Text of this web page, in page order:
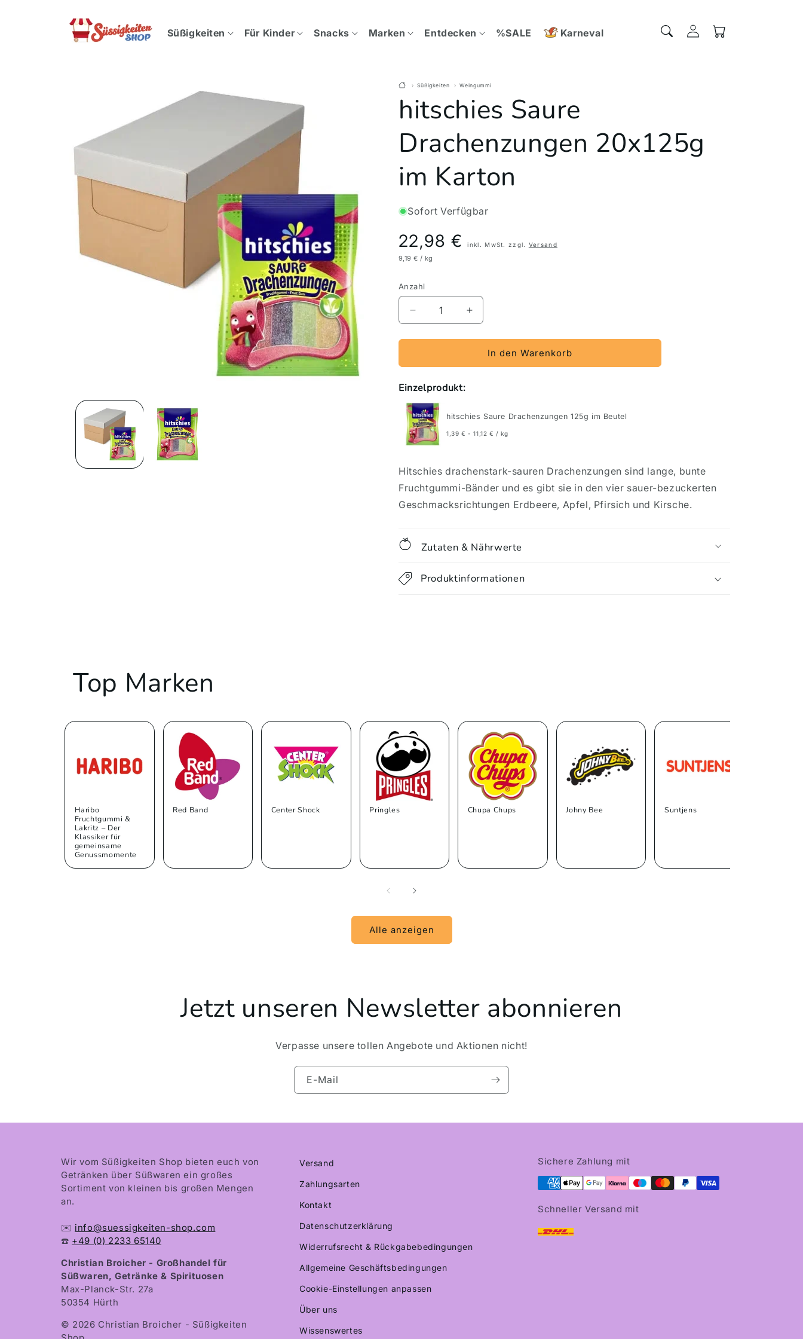
Süßigkeiten Für Kinder Snacks Marken Entdecken %SALE Karneval EinloggenWarenkorb
Süßigkeiten Weingummi
hitschies Saure
Drachenzungen 20x125g
im Karton
Sofort Verfügbar
Preis
22,98 €inkl. MwSt. zzgl. Versand
9,19 € / kg
Anzahl
Verringere
die
Menge
hitschies
Drachenzungen
20x125g
im
Karton
Erhöhe
die
Menge
hitschies
im
Karton
In den Warenkorb
Einzelprodukt:
hitschies Saure Drachenzungen 125g im Beutel
1,39 € - 11,12 € / kg
Hitschies drachenstark-sauren Drachenzungen sind lange, bunte
Fruchtgummi-Bänder und es gibt sie in den vier sauer-bezuckerten
Geschmacksrichtungen Erdbeere, Apfel, Pfirsich und Kirsche.
Zutaten & Nährwerte
Produktinformationen
Top Marken
Haribo
Fruchtgummi &
Lakritz – Der
Klassiker für
gemeinsame
Genussmomente
Red Band Center Shock Pringles Chupa Chups Johny Bee Suntjens
Alle anzeigen
Jetzt unseren Newsletter abonnieren
Verpasse unsere tollen Angebote und Aktionen nicht!
E-Mail
Wir vom Süßigkeiten Shop bieten euch von
Getränken über Süßwaren ein großes
Sortiment von kleinen bis großen Mengen
an.
✉️ info@suessigkeiten-shop.com
☎️ +49 (0) 2233 65140
Christian Broicher - Großhandel für
Süßwaren, Getränke & Spirituosen
Max-Planck-Str. 27a
50354 Hürth
© 2026 Christian Broicher - Süßigkeiten
Versand
Zahlungsarten
Kontakt
Datenschutzerklärung
Widerrufsrecht & Rückgabebedingungen
Allgemeine Geschäftsbedingungen
Cookie-Einstellungen anpassen
Über uns
Wissenswertes
Sichere Zahlung mit
Schneller Versand mit